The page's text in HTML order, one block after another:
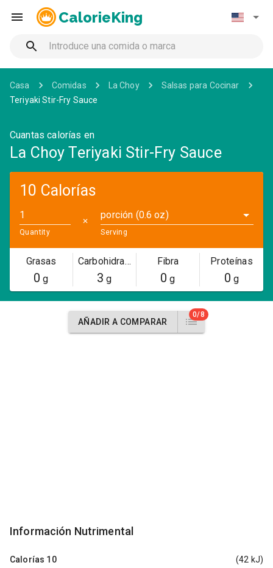
CalorieKing
Casa Comidas La Choy
Salsas para Cocinar
Teriyaki Stir-Fry Sauce
Cuantas calorías en
La Choy Teriyaki Stir-Fry Sauce
10 Calorías
Quantity
✕
porción (0.6 oz)
Serving
Grasas
0 g
Carbohidratos
3 g
Fibra
0 g
Proteínas
0 g
AÑADIR A COMPARAR
0/8
Información Nutrimental
Calorías 10 (42 kJ)